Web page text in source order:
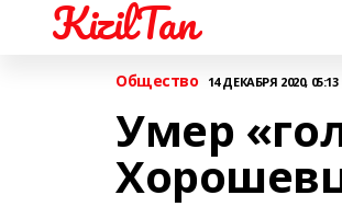
KizilTan
Общество 14 ДЕКАБРЯ 2020, 05:13
Умер